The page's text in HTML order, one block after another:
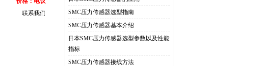
联系我们
SMC压力传感器选型指南
SMC压力传感器基本介绍​
日本SMC压力传感器选型参数以及性能
指标
SMC压力传感器接线方法